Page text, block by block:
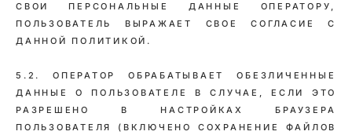
СВОИ ПЕРСОНАЛЬНЫЕ ДАННЫЕ ОПЕРАТОРУ,
ПОЛЬЗОВАТЕЛЬ ВЫРАЖАЕТ СВОЕ СОГЛАСИЕ С
ДАННОЙ ПОЛИТИКОЙ.
5.2. ОПЕРАТОР ОБРАБАТЫВАЕТ ОБЕЗЛИЧЕННЫЕ
ДАННЫЕ О ПОЛЬЗОВАТЕЛЕ В СЛУЧАЕ, ЕСЛИ ЭТО
РАЗРЕШЕНО В НАСТРОЙКАХ БРАУЗЕРА
ПОЛЬЗОВАТЕЛЯ (ВКЛЮЧЕНО СОХРАНЕНИЕ ФАЙЛОВ